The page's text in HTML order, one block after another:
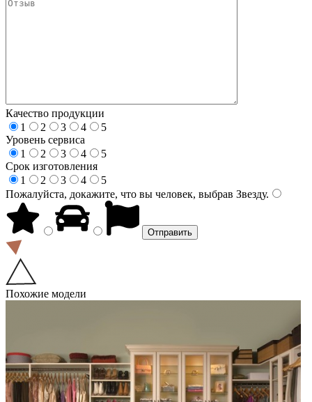
Качество продукции
1
2 3 4
5
Уровень сервиса
1
2 3 4
5
Срок изготовления
1
2 3 4
5
Пожалуйста, докажите, что вы человек, выбрав Звезду.
Похожие модели